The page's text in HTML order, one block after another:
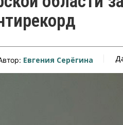
Евгения Серёгина